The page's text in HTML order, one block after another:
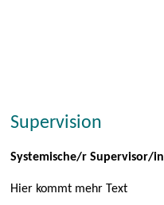
Supervision
Systemische/r Supervisor/in
Hier kommt mehr Text